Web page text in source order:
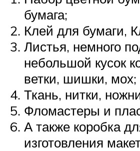
бумага;
Клей для бумаги,
Листья, немного
небольшой кусок
ветки, шишки, мох;
Ткань, нитки,
Фломастеры и
А также коробка
изготовления